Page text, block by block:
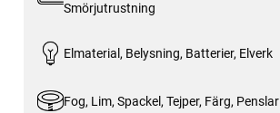
Smörjutrustning
Elmaterial, Belysning, Batterier, Elverk
Fog, Lim, Spackel, Tejper, Färg, Penslar